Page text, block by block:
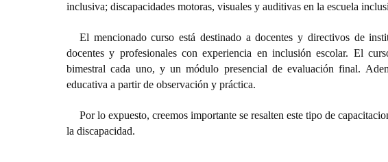
inclusiva; discapacidades motoras, visuales y auditivas en la escuela
El mencionado curso está destinado a docentes y directivos de
docentes y profesionales con experiencia en inclusión escolar. El
bimestral cada uno, y un módulo presencial de evaluación final.
educativa a partir de observación y práctica.
Por lo expuesto, creemos importante se resalten este tipo de
la discapacidad.